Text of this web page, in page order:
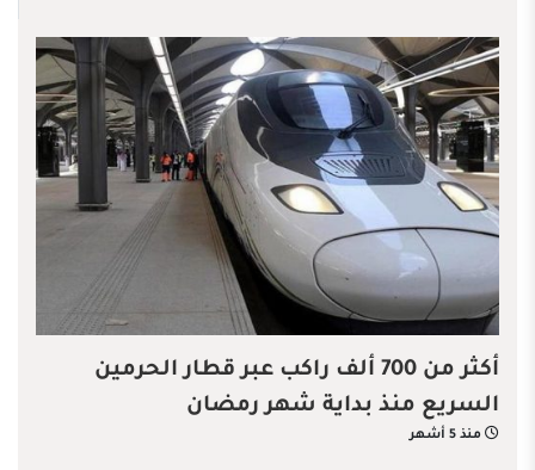
أكثر من 700 ألف راكب عبر قطار الحرمين
السريع منذ بداية شهر رمضان
منذ 5 أشهر